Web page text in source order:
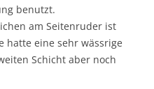
benutzt.
am Seitenruder ist
hatte eine sehr wässrige
Schicht aber noch